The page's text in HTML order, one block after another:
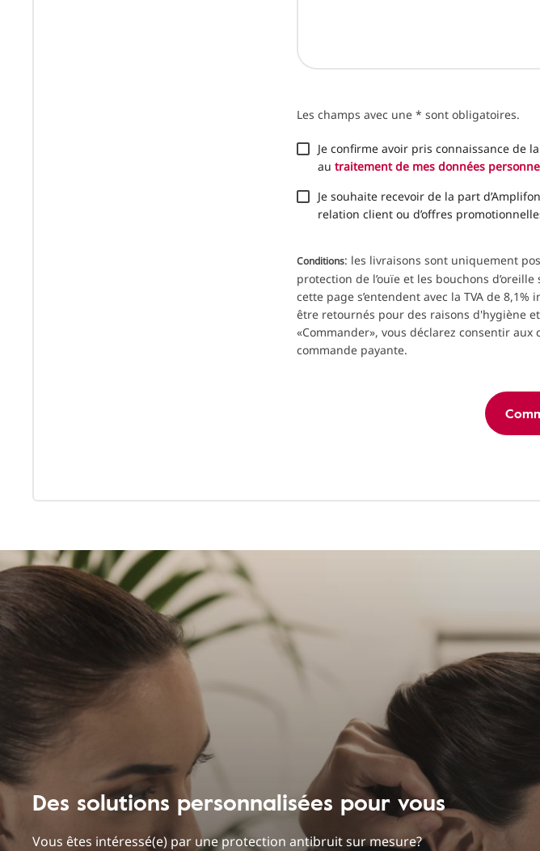
Les champs avec une * sont obligatoires.
Je confirme avoir pris connaissance de
au traitement de mes données
Je souhaite recevoir de la part
relation client ou d’offres
Conditions: les livraisons sont uniquement
protection de l’ouïe et les bouchons
cette page s’entendent avec la TVA de
être retournés pour des raisons d'hygiène
«Commander», vous déclarez consentir
commande payante.
Des solutions personnalisées pour vous
Vous êtes intéressé(e) par une protection antibruit sur mesure?